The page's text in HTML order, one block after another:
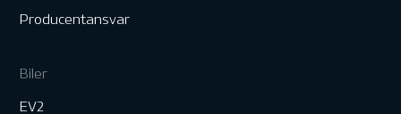
Producentansvar
Biler
EV2